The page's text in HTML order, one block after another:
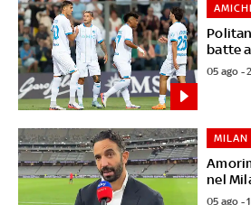
batte
05 ago -
nel
MILAN
05 ago -